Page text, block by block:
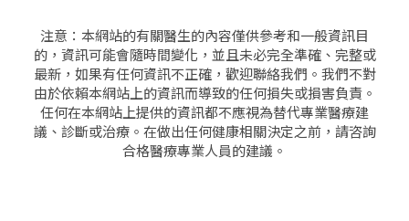
注意：本網站的有關醫生的內容僅供參考和一般資訊目
的，資訊可能會隨時間變化，並且未必完全準確、完整或
最新，如果有任何資訊不正確，歡迎聯絡我們。我們不對
由於依賴本網站上的資訊而導致的任何損失或損害負責。
任何在本網站上提供的資訊都不應視為替代專業醫療建
議、診斷或治療。在做出任何健康相關決定之前，請咨詢
合格醫療專業人員的建議。